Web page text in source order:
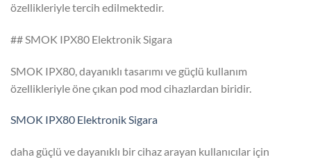
özellikleriyle tercih edilmektedir.
## SMOK IPX80 Elektronik Sigara
SMOK IPX80, dayanıklı tasarımı ve güçlü kullanım
özellikleriyle öne çıkan pod mod cihazlardan biridir.
SMOK IPX80 Elektronik Sigara
daha güçlü ve dayanıklı bir cihaz arayan kullanıcılar için